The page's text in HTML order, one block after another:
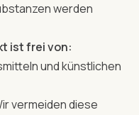
werden
ist frei von:
und künstlichen
vermeiden diese